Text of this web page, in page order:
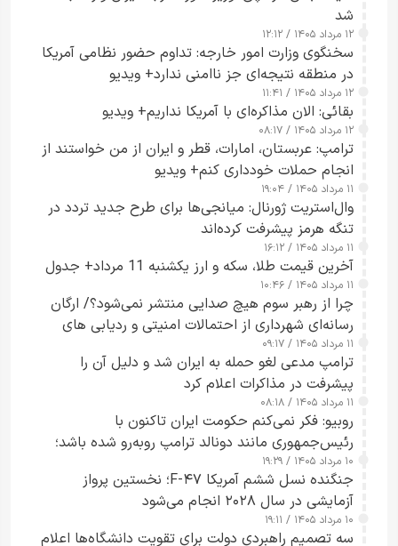
شد
۱۲ مرداد ۱۴۰۵ / ۱۲:۱۲
سخنگوی وزارت امور خارجه: تداوم حضور نظامی آمریکا
در منطقه نتیجه‌ای جز ناامنی ندارد+ ویدیو
۱۲ مرداد ۱۴۰۵ / ۱۱:۴۱
بقائی: الان مذاکره‌ای با آمریکا نداریم+ ویدیو
۱۲ مرداد ۱۴۰۵ / ۰۸:۱۷
ترامپ: عربستان، امارات، قطر و ایران از من خواستند از
انجام حملات خودداری کنم+ ویدیو
۱۱ مرداد ۱۴۰۵ / ۱۹:۰۴
وال‌استریت ژورنال: میانجی‌ها برای طرح جدید تردد در
تنگه هرمز پیشرفت کرده‌اند
۱۱ مرداد ۱۴۰۵ / ۱۶:۱۲
آخرین قیمت طلا، سکه و ارز یکشنبه 11 مرداد+ جدول
۱۱ مرداد ۱۴۰۵ / ۱۰:۴۶
چرا از رهبر سوم هیچ صدایی منتشر نمی‌شود؟/ ارگان
رسانه‌ای شهرداری از احتمالات امنیتی و ردیابی های
جاسوسی گفت
۱۱ مرداد ۱۴۰۵ / ۰۹:۱۷
ترامپ مدعی لغو حمله به ایران شد و دلیل آن را
پیشرفت در مذاکرات اعلام کرد
۱۱ مرداد ۱۴۰۵ / ۰۸:۱۸
روبیو: فکر نمی‌کنم حکومت ایران تاکنون با
رئیس‌جمهوری مانند دونالد ترامپ روبه‌رو شده باشد؛
کسی که واقعاً دست به اقدام می‌زند
۱۰ مرداد ۱۴۰۵ / ۱۹:۲۹
جنگنده نسل ششم آمریکا F-۴۷؛ نخستین پرواز
آزمایشی در سال ۲۰۲۸ انجام می‌شود
۱۰ مرداد ۱۴۰۵ / ۱۹:۱۱
سه تصمیم راهبردی دولت برای تقویت دانشگاه‌ها اعلام